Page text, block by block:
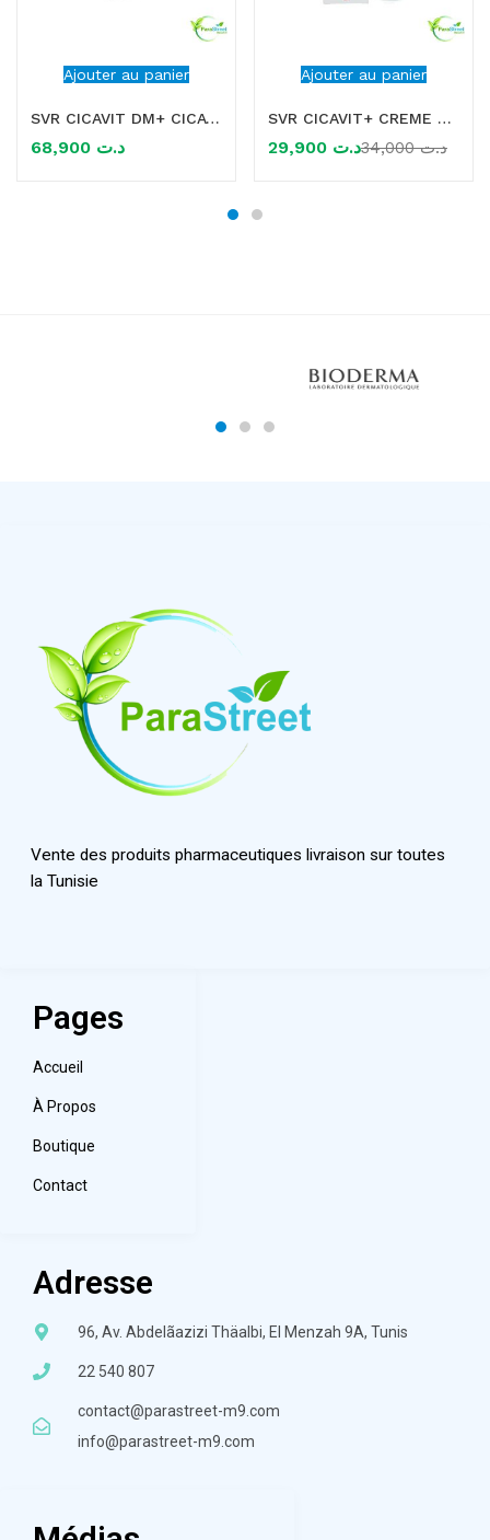
Ajouter au panier
SVR CICAVIT DM+ CICATRICES 15GR
د.ت
Ajouter au panier
SVR CICAVIT+ CREME APAISANTE 40ML
د.ت د.ت34,000
Vente des produits pharmaceutiques livraison sur toutes
la Tunisie
Pages
Accueil
À Propos
Boutique
Contact
Adresse
96, Av. Abdelãazizi Thäalbi, El Menzah 9A, Tunis
22 540 807
contact@parastreet-m9.com
info@parastreet-m9.com